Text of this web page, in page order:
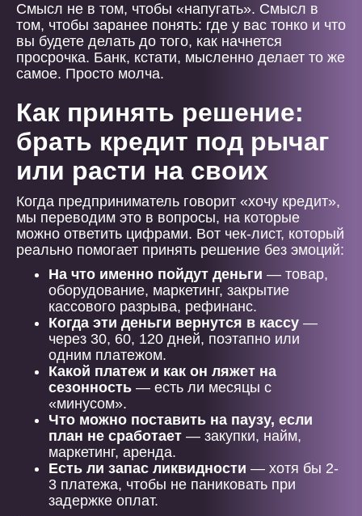
Смысл не в том, чтобы «напугать». Смысл в
том, чтобы заранее понять: где у вас тонко и что
вы будете делать до того, как начнется
просрочка. Банк, кстати, мысленно делает то же
самое. Просто молча.
Как принять решение:
брать кредит под рычаг
или расти на своих
Когда предприниматель говорит «хочу кредит»,
мы переводим это в вопросы, на которые
можно ответить цифрами. Вот чек-лист, который
реально помогает принять решение без эмоций:
На что именно пойдут деньги — товар,
оборудование, маркетинг, закрытие
кассового разрыва, рефинанс.
Когда эти деньги вернутся в кассу —
через 30, 60, 120 дней, поэтапно или
одним платежом.
Какой платеж и как он ляжет на
сезонность — есть ли месяцы с
«минусом».
Что можно поставить на паузу, если
план не сработает — закупки, найм,
маркетинг, аренда.
Есть ли запас ликвидности — хотя бы 2-
3 платежа, чтобы не паниковать при
задержке оплат.